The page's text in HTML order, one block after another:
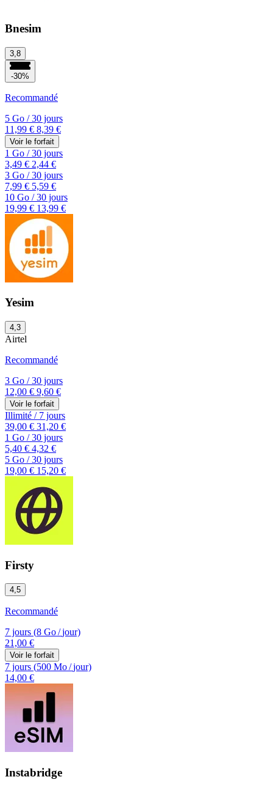
Bnesim
3,8
-30%
Recommandé
5 Go /30 jours
11,99 € 8,39 €
Voir le forfait
1 Go /30 jours
3,49 € 2,44 €
3 Go /30 jours
7,99 € 5,59 €
10 Go /30 jours
19,99 € 13,99 €
Yesim
4,3
Airtel
Recommandé
3 Go /30 jours
12,00 € 9,60 €
Voir le forfait
Illimité /7 jours
39,00 € 31,20 €
1 Go /30 jours
5,40 € 4,32 €
5 Go /30 jours
19,00 € 15,20 €
Firsty
4,5
Recommandé
7 jours (8 Go/jour)
21,00 €
Voir le forfait
7 jours (500 Mo/jour)
14,00 €
Instabridge